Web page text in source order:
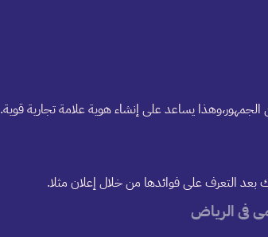
الجمهور،وهذا يساعد على إنشاء هوية علامة تجارية قوية.
بعد التعرف على فوائدها من خلال إعلان مثلا.
فى الرياض